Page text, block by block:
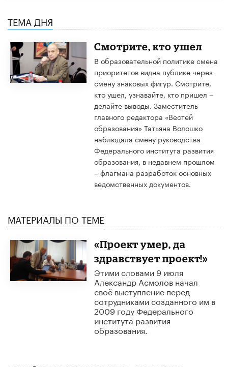
ТЕМА ДНЯ
Смотрите, кто ушел
В образовательной политике смена
приоритетов видна публике через
смену знаковых фигур. Смотрите,
кто ушел, узнавайте, кто пришел –
делайте выводы. Заместитель
главного редактора «Вестей
образования» Татьяна Волошко
наблюдала смену руководства
Федерального института развития
образования, в недавнем прошлом
– флагмана разработок основных
ведомственных документов.
МАТЕРИАЛЫ ПО ТЕМЕ
«Проект умер, да
здравствует проект!»
Этими словами 9 июля
Александр Асмолов начал
своё выступление перед
сотрудниками созданного им в
2009 году Федерального
института развития
образования.